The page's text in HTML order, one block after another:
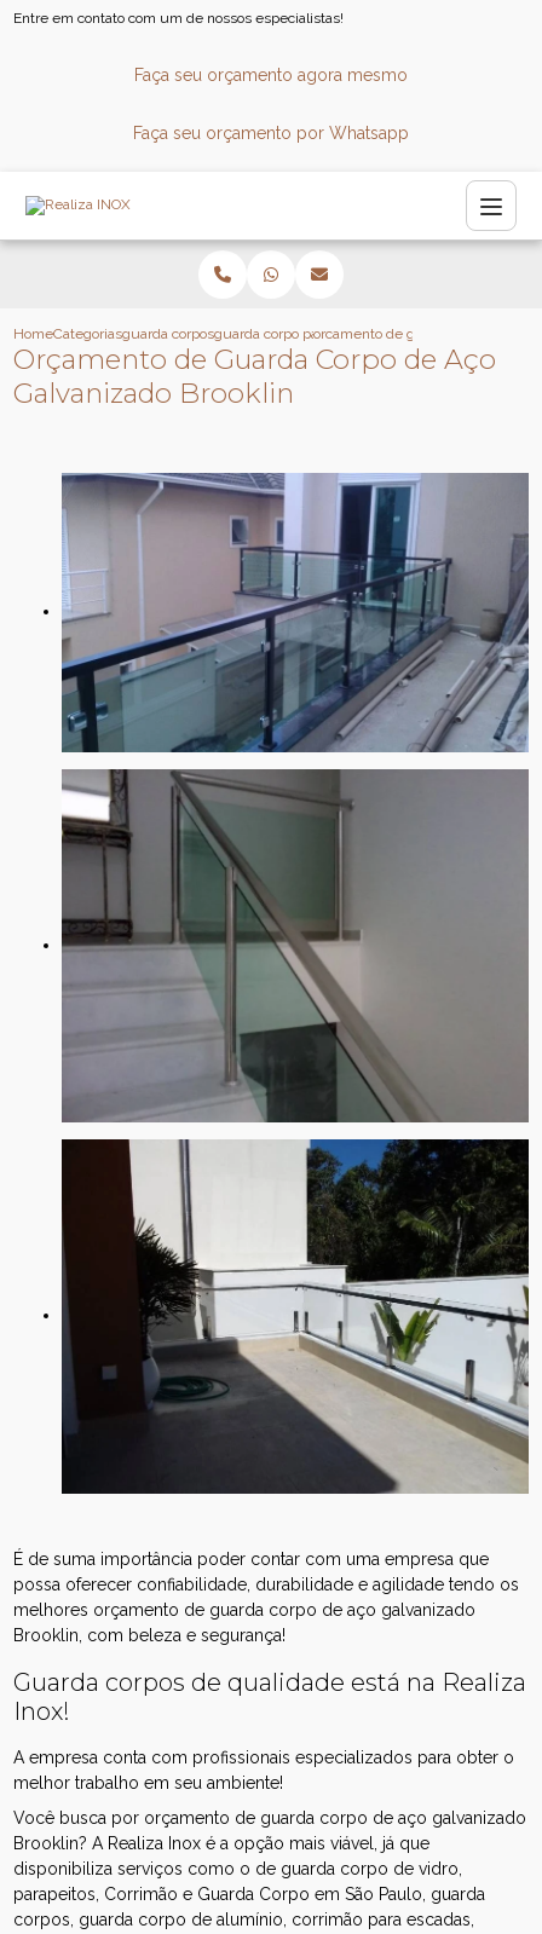
Entre em contato com um de nossos especialistas!
Faça seu orçamento agora mesmo
Faça seu orçamento por Whatsapp
HomeCategoriasguarda corposguarda corpo para sacadaorcamento de guarda corpo de
Orçamento de Guarda Corpo de Aço
Galvanizado Brooklin
É de suma importância poder contar com uma empresa que
possa oferecer confiabilidade, durabilidade e agilidade tendo os
melhores orçamento de guarda corpo de aço galvanizado
Brooklin, com beleza e segurança!
Guarda corpos de qualidade está na Realiza
Inox!
A empresa conta com profissionais especializados para obter o
melhor trabalho em seu ambiente!
Você busca por orçamento de guarda corpo de aço galvanizado
Brooklin? A Realiza Inox é a opção mais viável, já que
disponibiliza serviços como o de guarda corpo de vidro,
parapeitos, Corrimão e Guarda Corpo em São Paulo, guarda
corpos, guarda corpo de alumínio, corrimão para escadas,